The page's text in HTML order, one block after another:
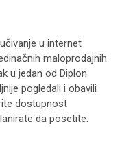
u internet
maloprodajnih
u jedan od Diplon
pogledali i obavili
dostupnost
da posetite.